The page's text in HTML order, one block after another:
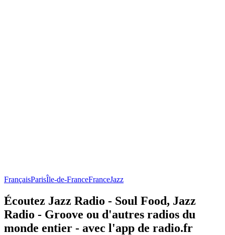
FrançaisParisÎle-de-FranceFranceJazz
Écoutez Jazz Radio - Soul Food, Jazz
Radio - Groove ou d'autres radios du
monde entier - avec l'app de radio.fr